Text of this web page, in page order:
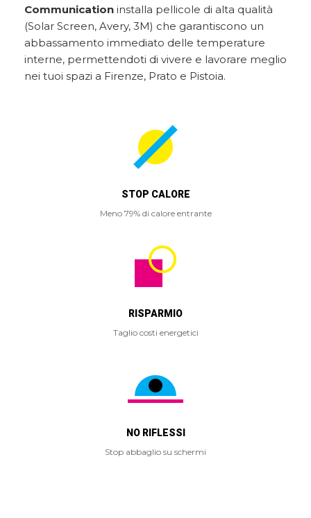
Communication installa pellicole di alta qualità
(Solar Screen, Avery, 3M) che garantiscono un
abbassamento immediato delle temperature
interne, permettendoti di vivere e lavorare meglio
nei tuoi spazi a Firenze, Prato e Pistoia.
STOP CALORE
Meno 79% di calore entrante
RISPARMIO
Taglio costi energetici
NO RIFLESSI
Stop abbaglio su schermi